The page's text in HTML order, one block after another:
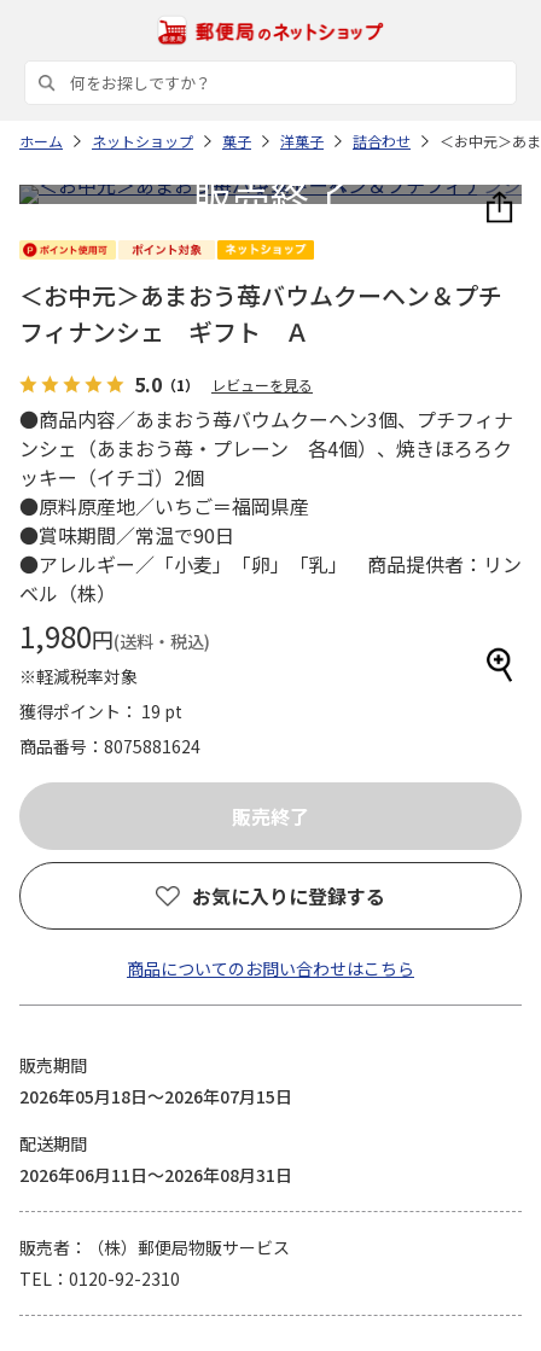
ホーム ネットショップ 菓子 洋菓子 詰合わせ ＜お中元＞あ
＜お中元＞あまおう苺バウムクーヘン＆プチ
フィナンシェ ギフト Ａ
5.0 （1） レビューを見る
●商品内容／あまおう苺バウムクーヘン3個、プチフィナ
ンシェ（あまおう苺・プレーン 各4個）、焼きほろろク
ッキー（イチゴ）2個
●原料原産地／いちご＝福岡県産
●賞味期間／常温で90日
●アレルギー／「小麦」「卵」「乳」 商品提供者：リン
ベル（株）
1,980円(送料・税込)
※軽減税率対象
獲得ポイント： 19 pt
商品番号
8075881624
お気に入りに登録する
商品についてのお問い合わせはこちら
販売期間
2026年05月18日～2026年07月15日
配送期間
2026年06月11日～2026年08月31日
販売者
（株）郵便局物販サービス
TEL
0120-92-2310